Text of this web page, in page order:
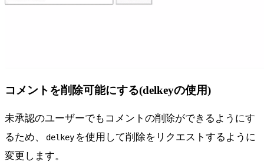
コメントを削除可能にする(delkeyの使用)
未承認のユーザーでもコメントの削除ができるようにす
るため、
delkey を使用して削除をリクエストするように
変更します。